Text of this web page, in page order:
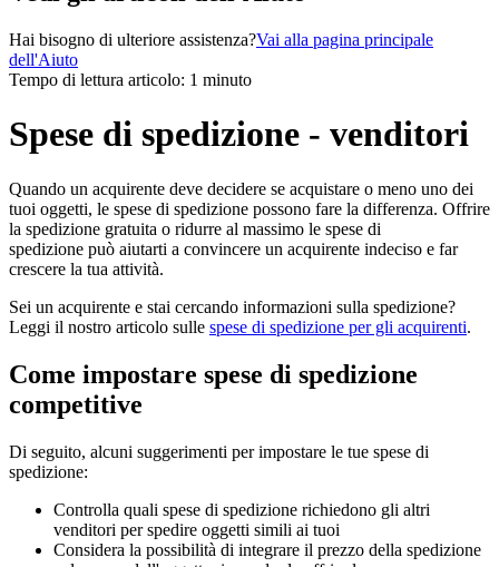
Hai bisogno di ulteriore assistenza?Vai alla pagina principale
dell'Aiuto
Tempo di lettura articolo: 1 minuto
Spese di spedizione - venditori
Quando un acquirente deve decidere se acquistare o meno uno dei
tuoi oggetti, le spese di spedizione possono fare la differenza. Offrire
la spedizione gratuita o ridurre al massimo le spese di
spedizione può aiutarti a convincere un acquirente indeciso e far
crescere la tua attività.
Sei un acquirente e stai cercando informazioni sulla spedizione?
Leggi il nostro articolo sulle spese di spedizione per gli acquirenti.
Come impostare spese di spedizione
competitive
Di seguito, alcuni suggerimenti per impostare le tue spese di
spedizione:
Controlla quali spese di spedizione richiedono gli altri
venditori per spedire oggetti simili ai tuoi
Considera la possibilità di integrare il prezzo della spedizione